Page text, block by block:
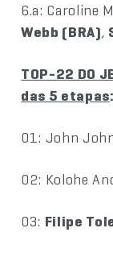
6.a: Caroline
Webb (BRA),
TOP-22 DO
das 5 etapas:
01: John
02: Kolohe
03: Filipe